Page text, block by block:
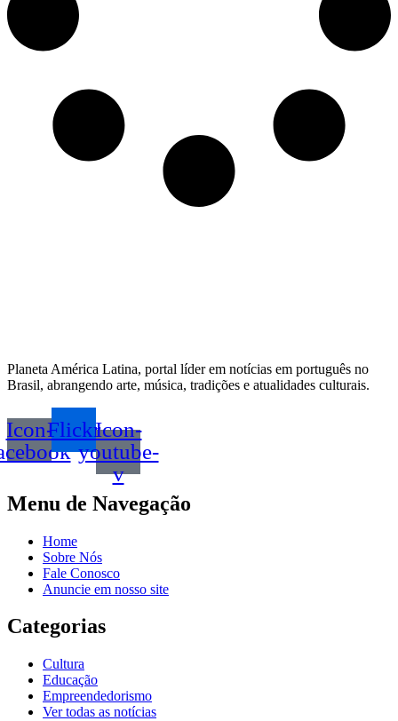
Planeta América Latina, portal líder em notícias em português no
Brasil, abrangendo arte, música, tradições e atualidades culturais.
Icon-FlickrIcon-
youtube-
v
Menu de Navegação
Home
Sobre Nós
Fale Conosco
Anuncie em nosso site
Categorias
Cultura
Educação
Empreendedorismo
Ver todas as notícias